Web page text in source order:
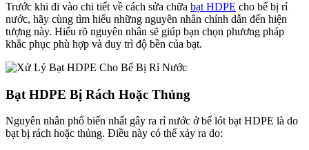
Trước khi đi vào chi tiết về cách sửa chữa bạt HDPE cho bể bị rỉ
nước, hãy cùng tìm hiểu những nguyên nhân chính dẫn đến hiện
tượng này. Hiểu rõ nguyên nhân sẽ giúp bạn chọn phương pháp
khắc phục phù hợp và duy trì độ bền của bạt.
Bạt HDPE Bị Rách Hoặc Thủng
Nguyên nhân phổ biến nhất gây ra rỉ nước ở bể lót bạt HDPE là do
bạt bị rách hoặc thủng. Điều này có thể xảy ra do: